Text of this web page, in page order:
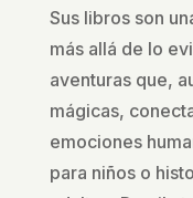
Sus libros son
más allá de lo
aventuras que,
mágicas,
emociones
para niños o